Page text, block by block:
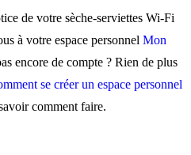
de votre sèche-serviettes Wi-Fi
à votre espace personnel Mon
encore de compte ? Rien de plus
se créer un espace personnel
comment faire.